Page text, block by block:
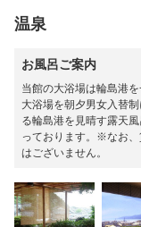
温泉
お風呂ご案内
当館の大浴場は輪島港
大浴場を朝夕男女入替
る輪島港を見晴す露天
っております。※なお
はございません。